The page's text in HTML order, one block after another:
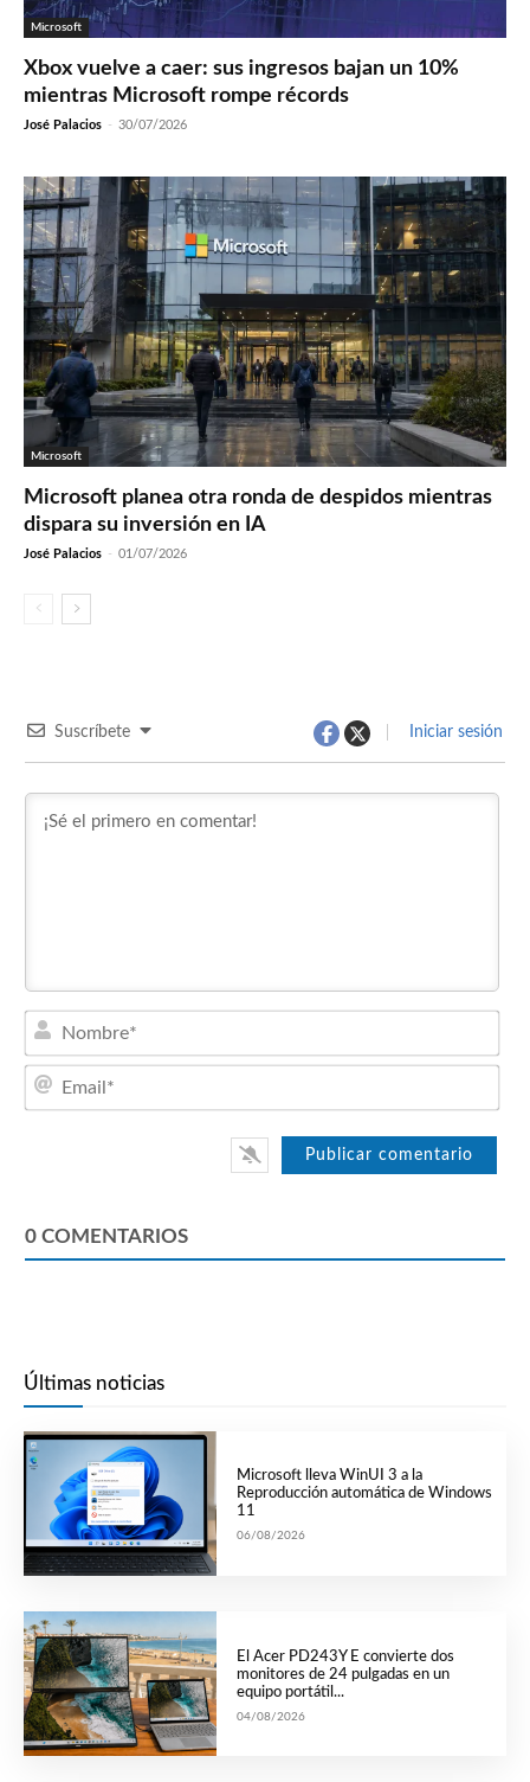
Microsoft
Xbox vuelve a caer: sus ingresos bajan un 10%
mientras Microsoft rompe récords
José Palacios - 30/07/2026
Microsoft
Microsoft planea otra ronda de despidos mientras
dispara su inversión en IA
José Palacios - 01/07/2026
Suscríbete Iniciar sesión
0 COMENTARIOS
Últimas noticias
Microsoft lleva WinUI 3 a la
Reproducción automática de Windows
11
06/08/2026
El Acer PD243Y E convierte dos
monitores de 24 pulgadas en un
equipo portátil...
04/08/2026